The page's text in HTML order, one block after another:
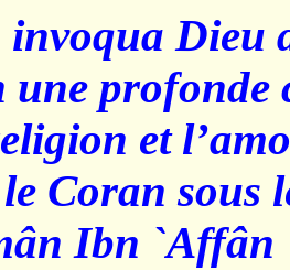
Dieu
une profonde
et
Coran sous
Ibn `Affân.